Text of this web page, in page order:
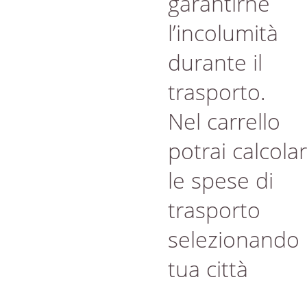
l’incolumità
durante il
trasporto.
Nel carrello
potrai
le spese di
trasporto
selezionando
tua città